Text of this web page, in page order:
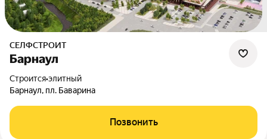
СЕЛФСТРОИТ
Барнаул
Строится•элитный
Барнаул, пл. Баварина
Позвонить